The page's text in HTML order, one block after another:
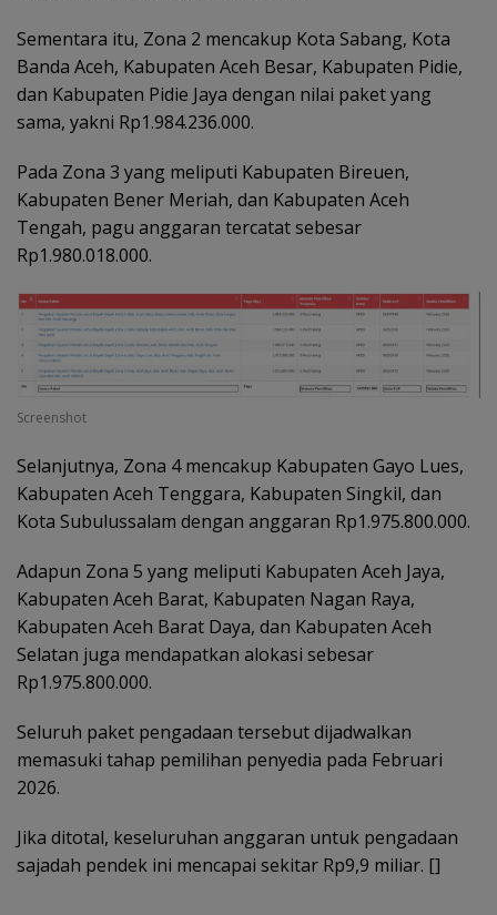
Sementara itu, Zona 2 mencakup Kota Sabang, Kota
Banda Aceh, Kabupaten Aceh Besar, Kabupaten Pidie,
dan Kabupaten Pidie Jaya dengan nilai paket yang
sama, yakni Rp1.984.236.000.
Pada Zona 3 yang meliputi Kabupaten Bireuen,
Kabupaten Bener Meriah, dan Kabupaten Aceh
Tengah, pagu anggaran tercatat sebesar
Rp1.980.018.000.
Screenshot
Selanjutnya, Zona 4 mencakup Kabupaten Gayo Lues,
Kabupaten Aceh Tenggara, Kabupaten Singkil, dan
Kota Subulussalam dengan anggaran Rp1.975.800.000.
Adapun Zona 5 yang meliputi Kabupaten Aceh Jaya,
Kabupaten Aceh Barat, Kabupaten Nagan Raya,
Kabupaten Aceh Barat Daya, dan Kabupaten Aceh
Selatan juga mendapatkan alokasi sebesar
Rp1.975.800.000.
Seluruh paket pengadaan tersebut dijadwalkan
memasuki tahap pemilihan penyedia pada Februari
2026.
Jika ditotal, keseluruhan anggaran untuk pengadaan
sajadah pendek ini mencapai sekitar Rp9,9 miliar. []